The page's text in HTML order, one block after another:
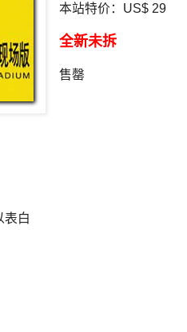
本站特价：US$ 29
全新未拆
售罄
我
容
白